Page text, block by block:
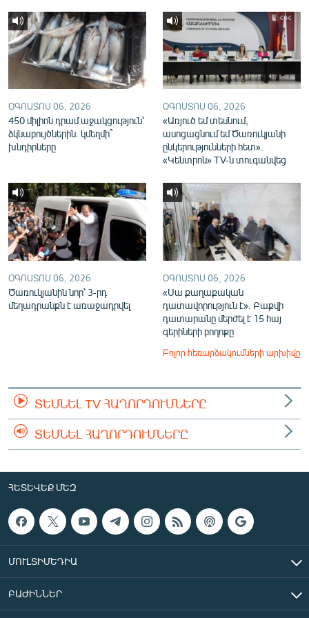
English
Русский
ՀԵՏԵՎԵՔ ՄԵԶ
«Ազատության» բոլոր կայքերը
ՕԳՈՍՏՈՍ 06, 2026
450 միլիոն դրամ աջակցություն՝
ձկնաբույծներին. կմեղմի՞
խնդիրները
ՕԳՈՍՏՈՍ 06, 2026
«Առյուծ եմ տեսնում,
ասոցացնում եմ Ծառուկյանի
ընկերությունների հետ».
«Կենտրոն» TV-ն տուգանվեց
ՕԳՈՍՏՈՍ 06, 2026
Ծառուկյանին նոր՝ 3-րդ
մեղադրանքն է առաջադրվել
ՕԳՈՍՏՈՍ 06, 2026
«Սա քաղաքական
դատավորություն է». Բաքվի
դատարանը մերժել է 15 հայ
գերիների բողոքը
Բոլոր հեռարձակումների արխիվը
ՏԵՍՆԵԼ TV ՀԱՂՈՐԴՈՒՄՆԵՐԸ
ՏԵՍՆԵԼ ՀԱՂՈՐԴՈՒՄՆԵՐԸ
ՀԵՏԵՎԵՔ ՄԵԶ
ՄՈՒԼՏԻՄԵԴԻԱ
ԲԱԺԻՆՆԵՐ